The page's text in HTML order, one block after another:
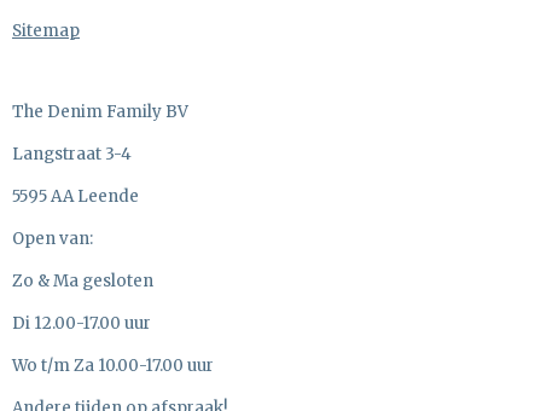
Sitemap
The Denim Family BV
Langstraat 3-4
5595 AA Leende
Open van:
Zo & Ma gesloten
Di 12.00-17.00 uur
Wo t/m Za 10.00-17.00 uur